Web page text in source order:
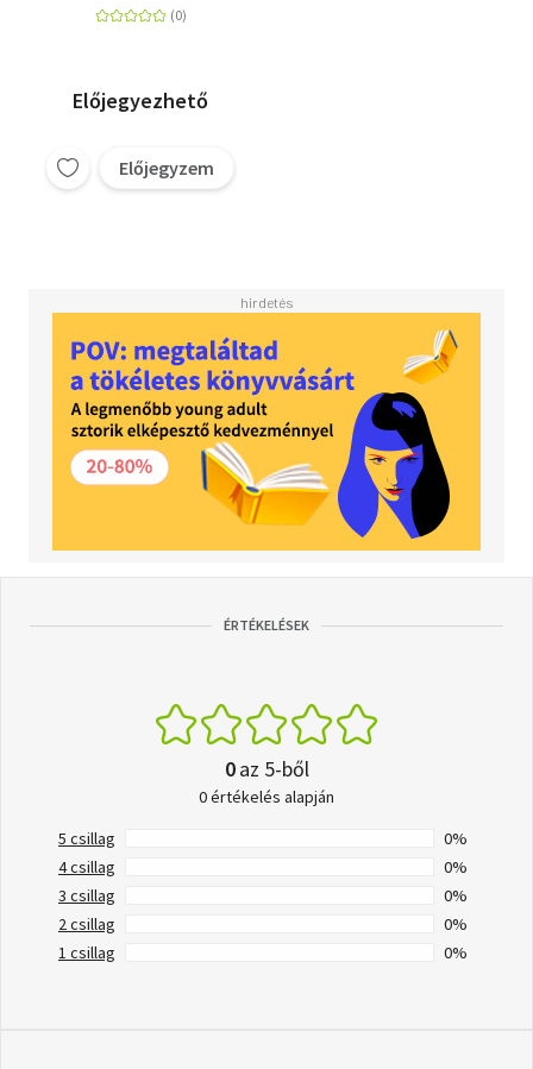
Előjegyezhető
Előjegyzem
ÉRTÉKELÉSEK
0az 5-ből
0 értékelés alapján
5 csillag
0%
4 csillag
0%
3 csillag
0%
2 csillag
0%
1 csillag
0%